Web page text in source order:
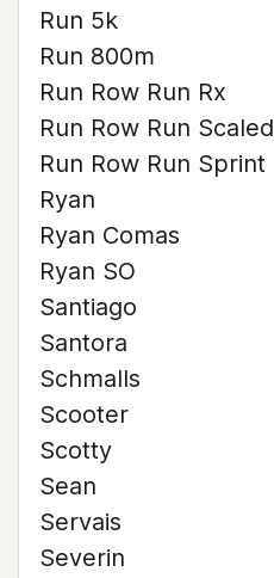
Run 5k
Run 800m
Run Row Run Rx
Run Row Run Scaled
Run Row Run Sprint
Ryan
Ryan Comas
Ryan SO
Santiago
Santora
Schmalls
Scooter
Scotty
Sean
Servais
Severin